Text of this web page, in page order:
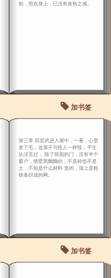
焰，照在身上，已没有炎热之感。
加书签
第三章 田宏武进入屋中，一看，心里
发了毛，这屋子与怪人一样怪，平生
从没见过， 除了前面的门，没有半个
窗户，墙壁黑黝黝的，不是砖也不是
土，不知是什么材料 造的，顶上是粗
铁条织成的网。
加书签